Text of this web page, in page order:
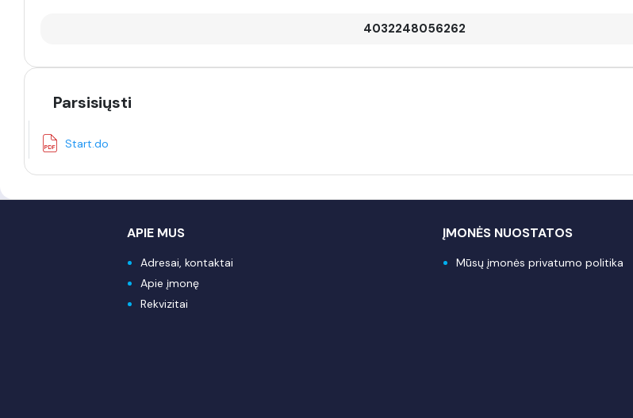
4032248056262
Parsisiųsti
Start.do
APIE MUS
Adresai, kontaktai
Apie įmonę
Rekvizitai
ĮMONĖS NUOSTATOS
Mūsų įmonės privatumo politika